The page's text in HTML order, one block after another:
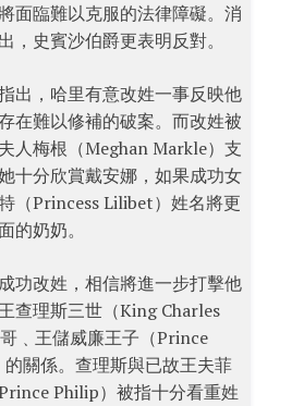
面臨難以克服的法律障礙。消
，史賓沙伯爵更表明反對。
出，哈里有意改姓一事反映他
在難以修補的破案。而改姓被
人梅根（Meghan Markle）支
十分欣賞戴安娜，如果成功女
（Princess Lilibet）姓名將更
的奶奶。
功改姓，相信將進一步打擊他
查理斯三世（King Charles
﹑王儲威廉王子（Prince
關係。查理斯與已故王夫菲
Philip）被指十分看重姓